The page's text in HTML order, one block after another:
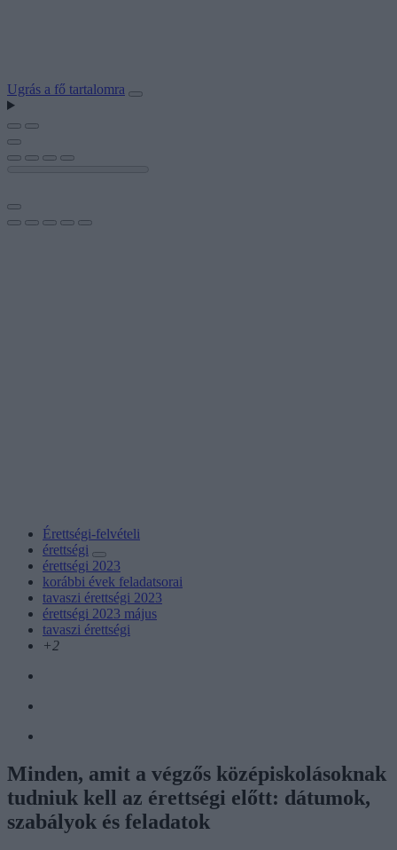
Ugrás a fő tartalomra
Érettségi-felvételi
érettségi
érettségi 2023
korábbi évek feladatsorai
tavaszi érettségi 2023
érettségi 2023 május
tavaszi érettségi
+2
Minden, amit a végzős középiskolásoknak
tudniuk kell az érettségi előtt: dátumok,
szabályok és feladatok